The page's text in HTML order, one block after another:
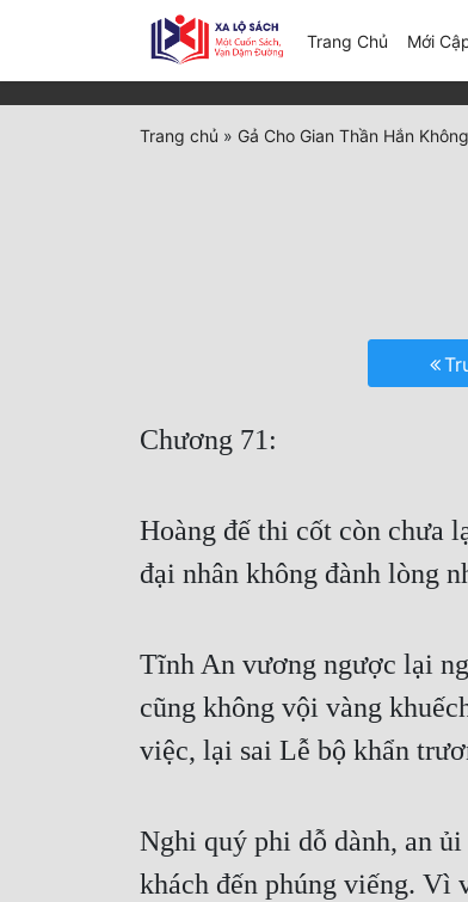
Trang Chủ Mới
Trang chủ » Gả Cho Gian Thần Hắn
Chương 71:
Hoàng đế thi cốt còn chưa
đại nhân không đành lòng
Tĩnh An vương ngược lại
cũng không vội vàng
việc, lại sai Lễ bộ khẩn
Nghi quý phi dỗ dành, an
khách đến phúng viếng. Vì